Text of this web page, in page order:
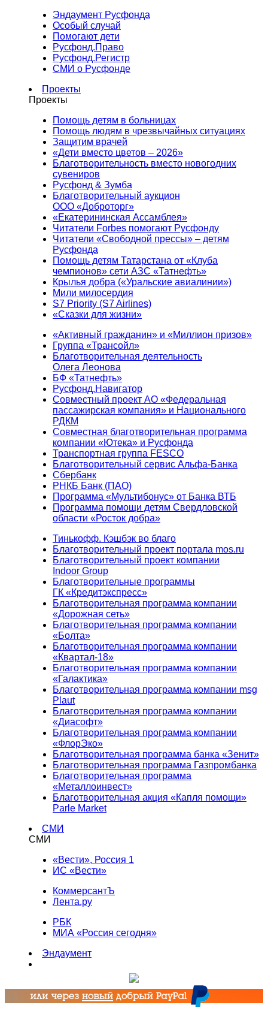
Эндаумент Русфонда
Особый случай
Помогают дети
Русфонд.Право
Русфонд.Регистр
СМИ о Русфонде
Проекты
Проекты
Помощь детям в больницах
Помощь людям в чрезвычайных ситуациях
Защитим врачей
«Дети вместо цветов – 2026»
Благотворительность вместо новогодних
сувениров
Русфонд & Зумба
Благотворительный аукцион
ООО «Доброторг»
«Екатерининская Ассамблея»
Читатели Forbes помогают Русфонду
Читатели «Свободной прессы» – детям
Русфонда
Помощь детям Татарстана от «Клуба
чемпионов» сети АЗС «Татнефть»
Крылья добра («Уральские авиалинии»)
Мили милосердия
S7 Priority (S7 Airlines)
«Сказки для жизни»
«Активный гражданин» и «Миллион призов»
Группа «Трансойл»
Благотворительная деятельность
Олега Леонова
БФ «Татнефть»
Русфонд.Навигатор
Совместный проект АО «Федеральная
пассажирская компания» и Национального
РДКМ
Совместная благотворительная программа
компании «Ютека» и Русфонда
Транспортная группа FESCO
Благотворительный сервис Альфа-Банка
Сбербанк
РНКБ Банк (ПАО)
Программа «Мультибонус» от Банка ВТБ
Программа помощи детям Свердловской
области «Росток добра»
Тинькофф. Кэшбэк во благо
Благотворительный проект портала mos.ru
Благотворительный проект компании
Indoor Group
Благотворительные программы
ГК «Кредитэкспресс»
Благотворительная программа компании
«Дорожная сеть»
Благотворительная программа компании
«Болта»
Благотворительная программа компании
«Квартал-18»
Благотворительная программа компании
«Галактика»
Благотворительная программа компании msg
Plaut
Благотворительная программа компании
«Диасофт»
Благотворительная программа компании
«ФлорЭко»
Благотворительная программа банка «Зенит»
Благотворительная программа Газпромбанка
Благотворительная программа
«Металлоинвест»
Благотворительная акция «Капля помощи»
Parle Market
СМИ
СМИ
«Вести», Россия 1
ИС «Вести»
КоммерсантЪ
Лента.ру
РБК
МИА «Россия сегодня»
Эндаумент